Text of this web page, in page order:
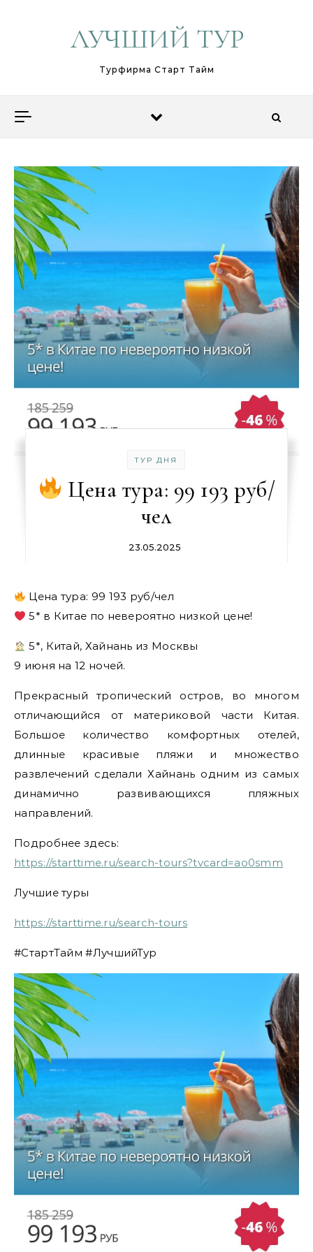
ЛУЧШИЙ ТУР
Турфирма Старт Тайм
ТУР ДНЯ
Цена тура: 99 193 руб/
чел
23.05.2025
Цена тура: 99 193 руб/чел
5* в Китае по невероятно низкой цене!
5*, Китай, Хайнань из Москвы
9 июня на 12 ночей.
Прекрасный тропический остров, во многом
отличающийся от материковой части Китая.
Большое количество комфортных отелей,
длинные красивые пляжи и множество
развлечений сделали Хайнань одним из самых
динамично развивающихся пляжных
направлений.
Подробнее здесь:
https://starttime.ru/search-tours?tvcard=ao0smm
Лучшие туры
https://starttime.ru/search-tours
#СтартТайм #ЛучшийТур